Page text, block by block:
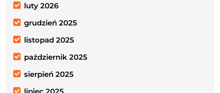
luty 2026
grudzień 2025
listopad 2025
październik 2025
sierpień 2025